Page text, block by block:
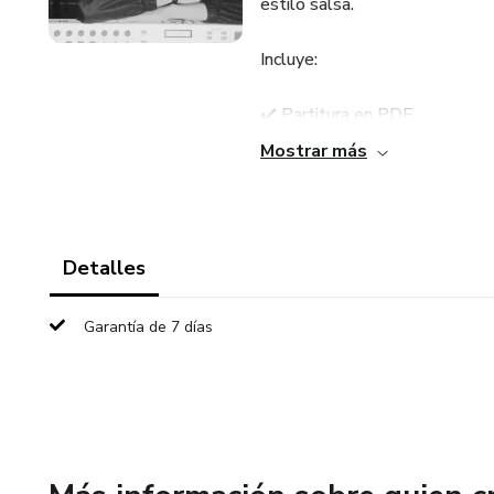
Incluye:
✔️ Partitura en PDF
Mostrar más
Detalles
Garantía de 7 días